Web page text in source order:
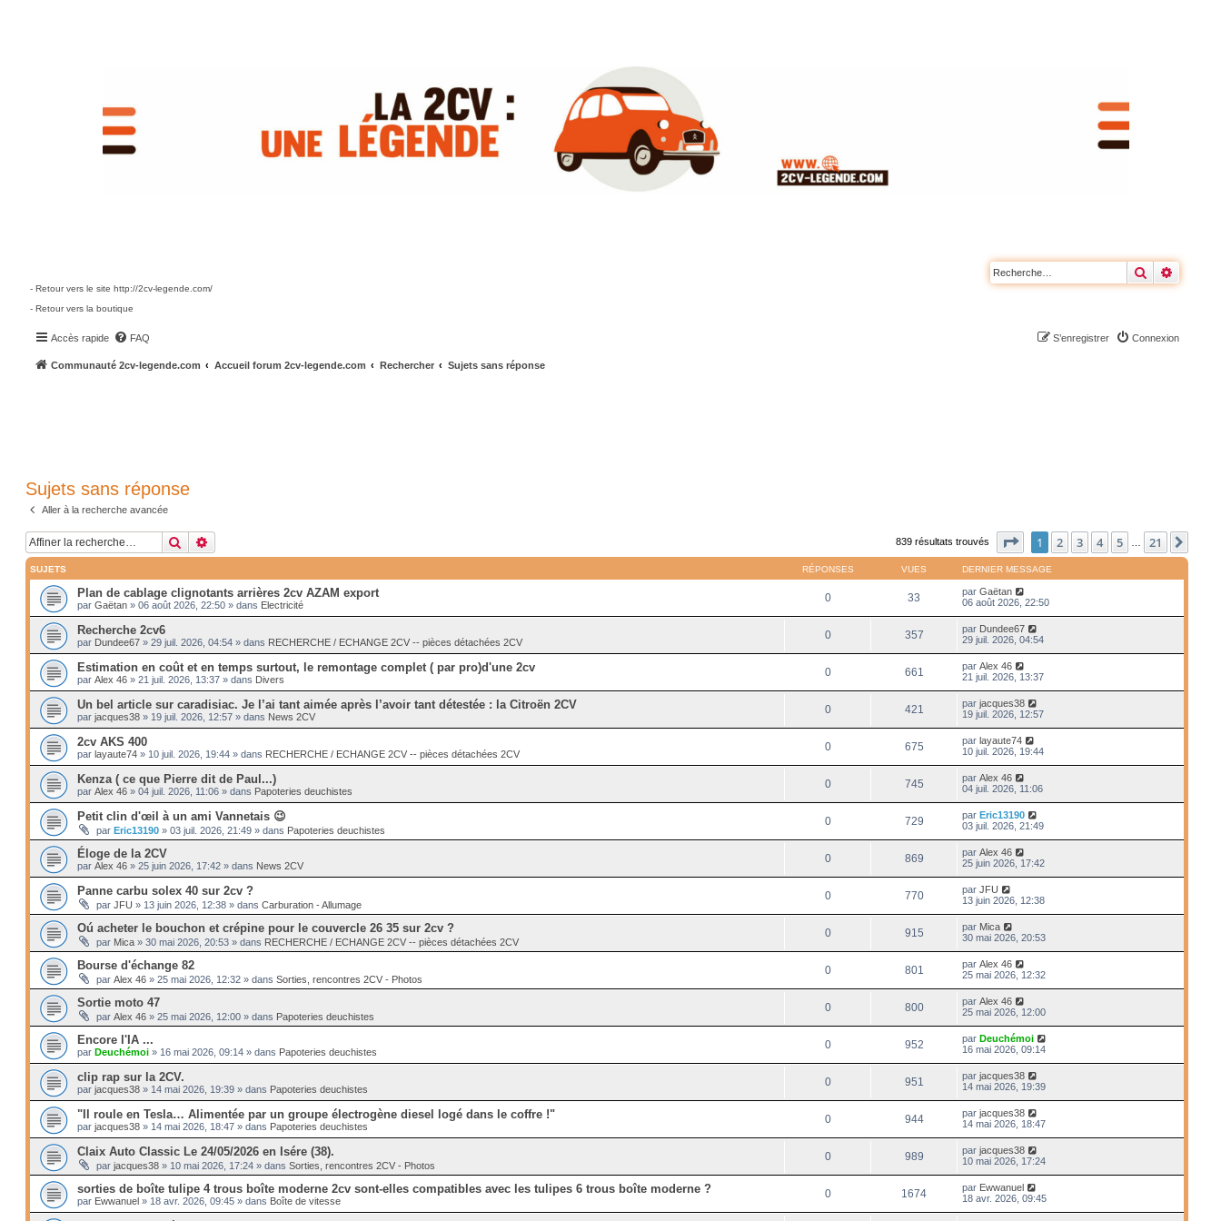
Rechercher
- Retour vers le site http://2cv-legende.com/
- Retour vers la boutique
Accès rapide FAQ Connexion
S’enregistrer
Communauté 2cv-legende.com Accueil forum 2cv-legende.com Rechercher Sujets sans réponse
Sujets sans réponse
Aller à la recherche avancée
Rechercher 839 résultats trouvés Page sur21
1 2 3 4 5 21
SUJETS RÉPONSES VUES DERNIER MESSAGE
Plan de cablage clignotants arrières 2cv AZAM export
par Gaëtan» 06 août 2026, 22:50» dans Electricité
0 33 parGaëtan
06 août 2026, 22:50
Recherche 2cv6
par Dundee67» 29 juil. 2026, 04:54» dans RECHERCHE / ECHANGE 2CV -- pièces détachées 2CV
0 357 par Dundee67
29 juil. 2026, 04:54
Estimation en coût et en temps surtout, le remontage complet ( par pro)d'une 2cv
par Alex 46» 21 juil. 2026, 13:37» dans Divers
0 661 parAlex 46
21 juil. 2026, 13:37
Un bel article sur caradisiac. Je l’ai tant aimée après l’avoir tant détestée : la Citroën 2CV
par jacques38» 19 juil. 2026, 12:57» dans News 2CV
0 421 parjacques38
19 juil. 2026, 12:57
2cv AKS 400
par layaute74» 10 juil. 2026, 19:44» dans RECHERCHE / ECHANGE 2CV -- pièces détachées 2CV
0 675 parlayaute74
10 juil. 2026, 19:44
Kenza ( ce que Pierre dit de Paul...)
par Alex 46» 04 juil. 2026, 11:06» dans Papoteries deuchistes
0 745 parAlex 46
04 juil. 2026, 11:06
Petit clin d'œil à un ami Vannetais 😉
par Eric13190» 03 juil. 2026, 21:49» dans Papoteries deuchistes
0 729 parEric13190
03 juil. 2026, 21:49
Éloge de la 2CV
par Alex 46» 25 juin 2026, 17:42» dans News 2CV
0 869 parAlex 46
25 juin 2026, 17:42
Panne carbu solex 40 sur 2cv ?
par JFU » 13 juin 2026, 12:38» dans Carburation - Allumage
0 770 parJFU
13 juin 2026, 12:38
Oú acheter le bouchon et crépine pour le couvercle 26 35 sur 2cv ?
par Mica» 30 mai 2026, 20:53» dans RECHERCHE / ECHANGE 2CV -- pièces détachées 2CV
0 915 par Mica
30 mai 2026, 20:53
Bourse d'échange 82
par Alex 46» 25 mai 2026, 12:32» dans Sorties, rencontres 2CV - Photos
0 801 parAlex 46
25 mai 2026, 12:32
Sortie moto 47
par Alex 46» 25 mai 2026, 12:00» dans Papoteries deuchistes
0 800 parAlex 46
25 mai 2026, 12:00
Encore l'IA ...
par Deuchémoi» 16 mai 2026, 09:14» dans Papoteries deuchistes
0 952 parDeuchémoi
16 mai 2026, 09:14
clip rap sur la 2CV.
par jacques38» 14 mai 2026, 19:39» dans Papoteries deuchistes
0 951 parjacques38
14 mai 2026, 19:39
"Il roule en Tesla… Alimentée par un groupe électrogène diesel logé dans le coffre !"
par jacques38» 14 mai 2026, 18:47» dans Papoteries deuchistes
0 944 parjacques38
14 mai 2026, 18:47
Claix Auto Classic Le 24/05/2026 en Isére (38).
par jacques38» 10 mai 2026, 17:24» dans Sorties, rencontres 2CV - Photos
0 989 parjacques38
10 mai 2026, 17:24
sorties de boîte tulipe 4 trous boîte moderne 2cv sont-elles compatibles avec les tulipes 6 trous boîte moderne ?
par Ewwanuel» 18 avr. 2026, 09:45» dans Boîte de vitesse
0 1674 par Ewwanuel
18 avr. 2026, 09:45